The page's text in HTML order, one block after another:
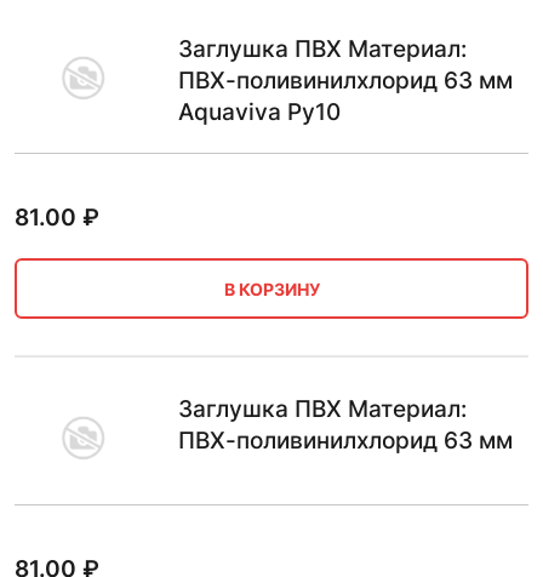
Заглушка ПВХ Материал:
ПВХ-поливинилхлорид 63 мм
Aquaviva Ру10
81.00 ₽
В КОРЗИНУ
Заглушка ПВХ Материал:
ПВХ-поливинилхлорид 63 мм
81.00 ₽